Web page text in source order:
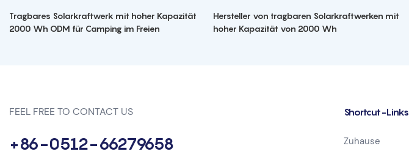
Tragbares Solarkraftwerk mit hoher Kapazität
2000 Wh ODM für Camping im Freien
Hersteller von tragbaren Solarkraftwerken mit
hoher Kapazität von 2000 Wh
FEEL FREE TO CONTACT US
+86-0512-66279658
Shortcut-Links
Zuhause